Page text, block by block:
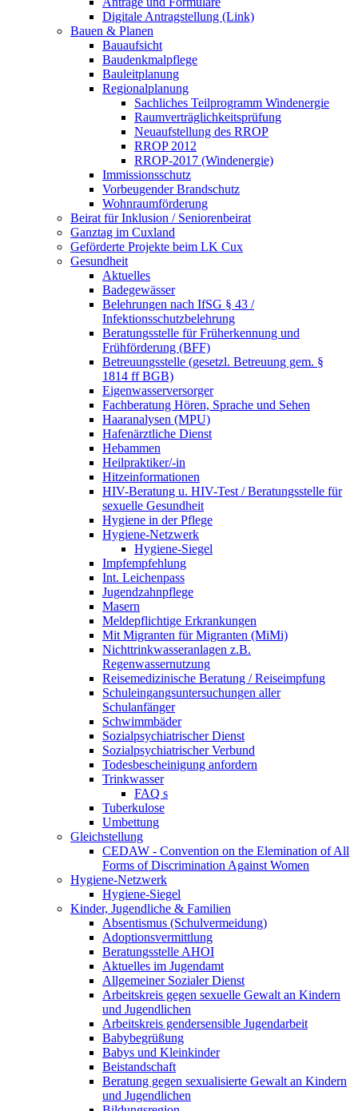
Digitale Antragstellung (Link)
Bauen & Planen
Bauaufsicht
Baudenkmalpflege
Bauleitplanung
Regionalplanung
Sachliches Teilprogramm Windenergie
Raumverträglichkeitsprüfung
Neuaufstellung des RROP
RROP 2012
RROP-2017 (Windenergie)
Immissionsschutz
Vorbeugender Brandschutz
Wohnraumförderung
Beirat für Inklusion / Seniorenbeirat
Ganztag im Cuxland
Geförderte Projekte beim LK Cux
Gesundheit
Aktuelles
Badegewässer
Belehrungen nach IfSG § 43 /
Infektionsschutzbelehrung
Beratungsstelle für Früherkennung und
Frühförderung (BFF)
Betreuungsstelle (gesetzl. Betreuung gem. §
1814 ff BGB)
Eigenwasserversorger
Fachberatung Hören, Sprache und Sehen
Haaranalysen (MPU)
Hafenärztliche Dienst
Hebammen
Heilpraktiker/-in
Hitzeinformationen
HIV-Beratung u. HIV-Test / Beratungsstelle für
sexuelle Gesundheit
Hygiene in der Pflege
Hygiene-Netzwerk
Hygiene-Siegel
Impfempfehlung
Int. Leichenpass
Jugendzahnpflege
Masern
Meldepflichtige Erkrankungen
Mit Migranten für Migranten (MiMi)
Nichttrinkwasseranlagen z.B.
Regenwassernutzung
Reisemedizinische Beratung / Reiseimpfung
Schuleingangsuntersuchungen aller
Schulanfänger
Schwimmbäder
Sozialpsychiatrischer Dienst
Sozialpsychiatrischer Verbund
Todesbescheinigung anfordern
Trinkwasser
FAQ s
Tuberkulose
Umbettung
Gleichstellung
CEDAW - Convention on the Elemination of All
Forms of Discrimination Against Women
Hygiene-Netzwerk
Hygiene-Siegel
Kinder, Jugendliche & Familien
Absentismus (Schulvermeidung)
Adoptionsvermittlung
Beratungsstelle AHOI
Aktuelles im Jugendamt
Allgemeiner Sozialer Dienst
Arbeitskreis gegen sexuelle Gewalt an Kindern
und Jugendlichen
Arbeitskreis gendersensible Jugendarbeit
Babybegrüßung
Babys und Kleinkinder
Beistandschaft
Beratung gegen sexualisierte Gewalt an Kindern
und Jugendlichen